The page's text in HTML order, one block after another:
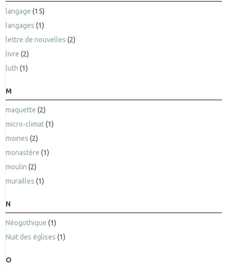
langage (15)
langages (1)
lettre de nouvelles (2)
livre (2)
luth (1)
M
maquette (2)
micro-climat(1)
moines (2)
monastère (1)
moulin (2)
murailles (1)
N
Néogothique (1)
Nuit des églises (1)
O